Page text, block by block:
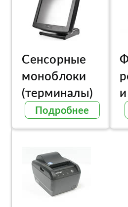
Сенсорные
моноблоки
(терминалы)
Подробнее